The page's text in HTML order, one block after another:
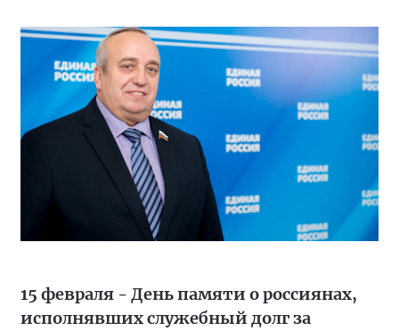
15 февраля - День памяти о россиянах,
исполнявших служебный долг за